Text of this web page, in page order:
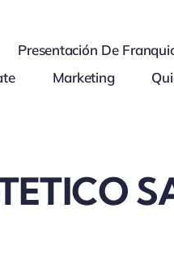
Presentación De
Marketing